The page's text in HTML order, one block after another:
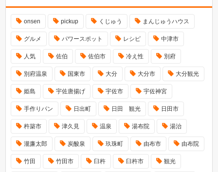
onsen pickup くじゅう まんじゅうハウス
グルメ パワースポット レシピ 中津市
人気 佐伯 佐伯市 冷え性 別府
別府温泉 国東市 大分 大分市 大分観光
姫島 宇佐唐揚げ 宇佐市 宇佐神宮
手作りパン 日出町 日田 観光 日田市
杵築市 津久見 温泉 湯布院 湯治
瀧廉太郎 炭酸泉 玖珠町 由布市 由布院
竹田 竹田市 臼杵 臼杵市 観光